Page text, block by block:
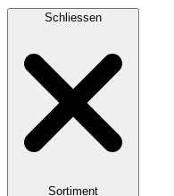
Schliessen
Sortiment